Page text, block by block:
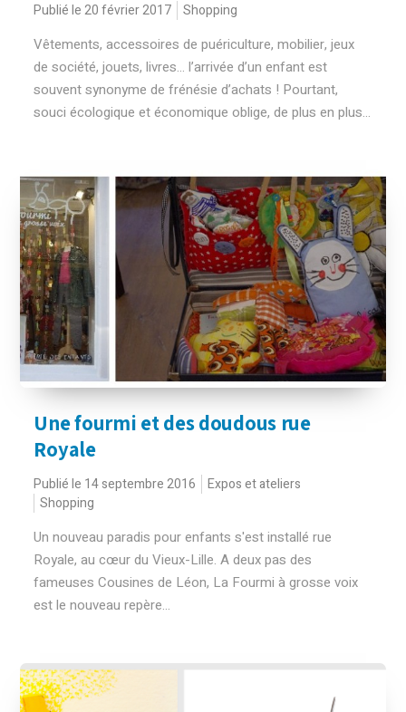
Publié le 20 février 2017 Shopping
Vêtements, accessoires de puériculture, mobilier, jeux
de société, jouets, livres… l’arrivée d’un enfant est
souvent synonyme de frénésie d’achats ! Pourtant,
souci écologique et économique oblige, de plus en plus...
Une fourmi et des doudous rue
Royale
Publié le 14 septembre 2016
Expos et ateliers
Shopping
Un nouveau paradis pour enfants s'est installé rue
Royale, au cœur du Vieux-Lille. A deux pas des
fameuses Cousines de Léon, La Fourmi à grosse voix
est le nouveau repère...